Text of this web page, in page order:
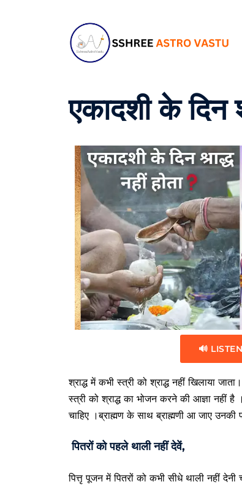
एकादशी के दिन
🔊
श्राद्ध में कभी स्त्री को श्राद्ध नहीं खिलाया
स्त्री को श्राद्ध का भोजन करने की आज्ञा नहीं
चाहिए ।ब्राह्मण के साथ ब्राह्मणी आ जाए
पितरों को पहले थाली नहीं देवें,
पित्तृ पूजन में पितरों को कभी सीधे थाली नहीं